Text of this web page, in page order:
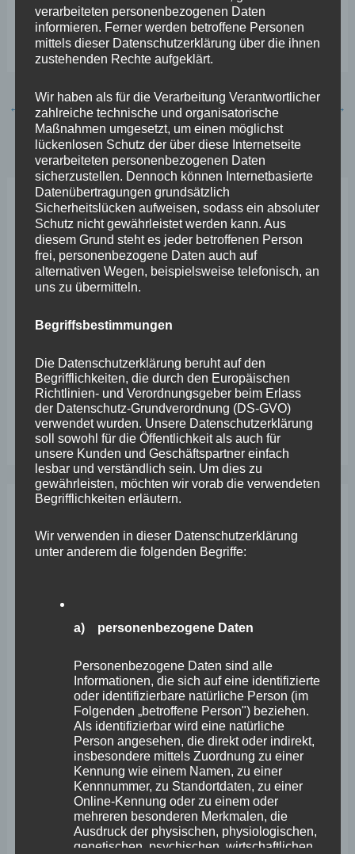
sehen und einen solchen Infrastruktur-Fonds für
Rheinland-Pfalz auf den Weg bringen.“
← Vorheriger Beitrag Nächster Beitrag →
Neueste Beiträge
Wefelscheid lehnt Verfassungsänderung ab
VfL Kesselheim e.V. bittet Stadt um Unterstützung bei
erstickt im Verkehr“
Wefelscheid besichtigt Fort Konstantin
Wefelscheid bei 3-jährigem Jubiläum von Particura
Februar 2026
Dezember 2025
November 2025
Oktober 2025
September 2025
August 2025
verarbeiteten personenbezogenen Daten
informieren. Ferner werden betroffene Personen
mittels dieser Datenschutzerklärung über die ihnen
zustehenden Rechte aufgeklärt.
Wir haben als für die Verarbeitung Verantwortlicher
zahlreiche technische und organisatorische
Maßnahmen umgesetzt, um einen möglichst
lückenlosen Schutz der über diese Internetseite
verarbeiteten personenbezogenen Daten
sicherzustellen. Dennoch können Internetbasierte
Datenübertragungen grundsätzlich
Sicherheitslücken aufweisen, sodass ein absoluter
Schutz nicht gewährleistet werden kann. Aus
diesem Grund steht es jeder betroffenen Person
frei, personenbezogene Daten auch auf
alternativen Wegen, beispielsweise telefonisch, an
uns zu übermitteln.
Begriffsbestimmungen
Die Datenschutzerklärung beruht auf den
Begrifflichkeiten, die durch den Europäischen
Richtlinien- und Verordnungsgeber beim Erlass
der Datenschutz-Grundverordnung (DS-GVO)
verwendet wurden. Unsere Datenschutzerklärung
soll sowohl für die Öffentlichkeit als auch für
unsere Kunden und Geschäftspartner einfach
lesbar und verständlich sein. Um dies zu
gewährleisten, möchten wir vorab die verwendeten
Begrifflichkeiten erläutern.
Wir verwenden in dieser Datenschutzerklärung
unter anderem die folgenden Begriffe:
a) personenbezogene Daten
Personenbezogene Daten sind alle
Informationen, die sich auf eine identifizierte
oder identifizierbare natürliche Person (im
Folgenden „betroffene Person") beziehen.
Als identifizierbar wird eine natürliche
Person angesehen, die direkt oder indirekt,
insbesondere mittels Zuordnung zu einer
Kennung wie einem Namen, zu einer
Kennnummer, zu Standortdaten, zu einer
Online-Kennung oder zu einem oder
mehreren besonderen Merkmalen, die
Ausdruck der physischen, physiologischen,
genetischen, psychischen, wirtschaftlichen,